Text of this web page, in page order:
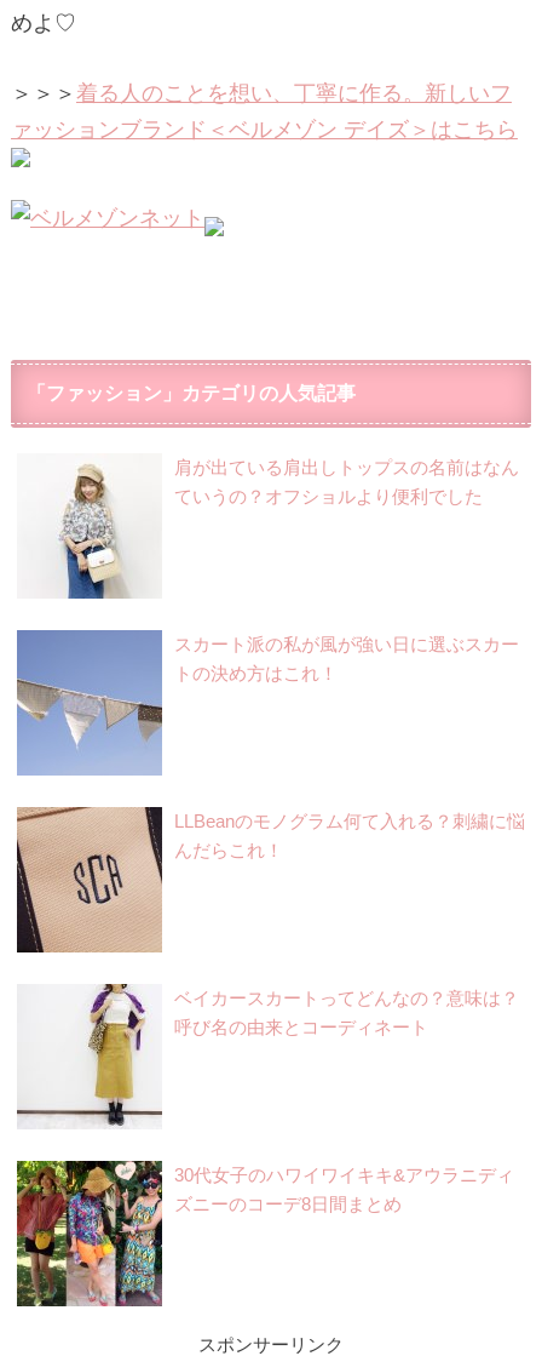
めよ♡
＞＞＞ 着る人のことを想い、丁寧に作る。新しいフ
ァッションブランド＜ベルメゾン デイズ＞はこちら
「ファッション」カテゴリの人気記事
肩が出ている肩出しトップスの名前はなん
ていうの？オフショルより便利でした
スカート派の私が風が強い日に選ぶスカー
トの決め方はこれ！
LLBeanのモノグラム何て入れる？刺繍に悩
んだらこれ！
ベイカースカートってどんなの？意味は？
呼び名の由来とコーディネート
30代女子のハワイワイキキ&アウラニディ
ズニーのコーデ8日間まとめ
スポンサーリンク